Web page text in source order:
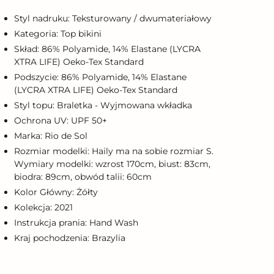
Styl nadruku: Teksturowany / dwumateriałowy
Kategoria: Top bikini
Skład: 86% Polyamide, 14% Elastane (LYCRA
XTRA LIFE) Oeko-Tex Standard
Podszycie: 86% Polyamide, 14% Elastane
(LYCRA XTRA LIFE) Oeko-Tex Standard
Styl topu: Braletka - Wyjmowana wkładka
Ochrona UV: UPF 50+
Marka: Rio de Sol
Rozmiar modelki: Haily ma na sobie rozmiar S.
Wymiary modelki: wzrost 170cm, biust: 83cm,
biodra: 89cm, obwód talii: 60cm
Kolor Główny: Żółty
Kolekcja: 2021
Instrukcja prania: Hand Wash
Kraj pochodzenia: Brazylia